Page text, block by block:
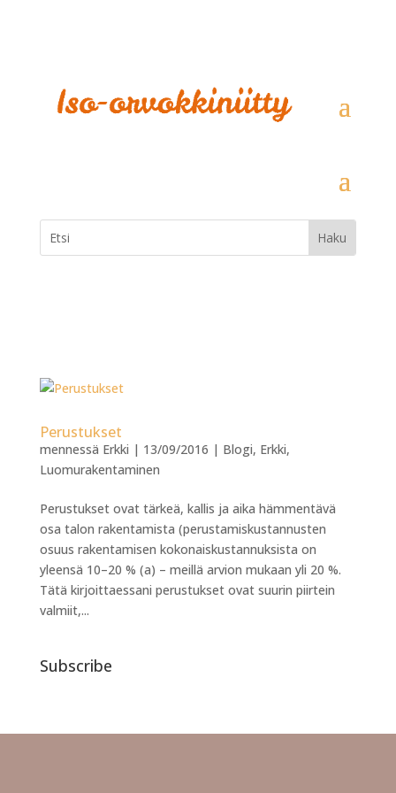
Perustukset
mennessä Erkki | 13/09/2016 | Blogi, Erkki,
Luomurakentaminen
Perustukset ovat tärkeä, kallis ja aika hämmentävä
osa talon rakentamista (perustamiskustannusten
osuus rakentamisen kokonaiskustannuksista on
yleensä 10–20 % (a) – meillä arvion mukaan yli 20 %.
Tätä kirjoittaessani perustukset ovat suurin piirtein
valmiit,...
Subscribe